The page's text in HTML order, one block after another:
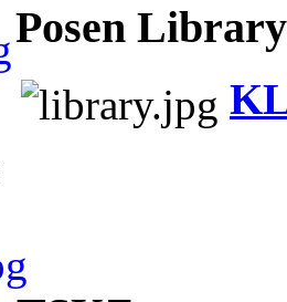
Posen Library